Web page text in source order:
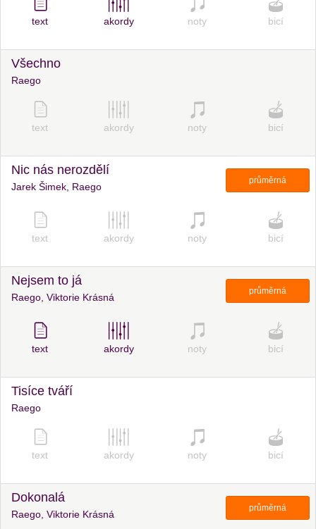
text akordy noty bicí
Všechno
Raego
text akordy noty bicí
Nic nás nerozdělí
Jarek Šimek, Raego
průměrná
text akordy noty bicí
Nejsem to já
Raego, Viktorie Krásná
průměrná
text akordy noty bicí
Tisíce tváří
Raego
text akordy noty bicí
Dokonalá
Raego, Viktorie Krásná
průměrná